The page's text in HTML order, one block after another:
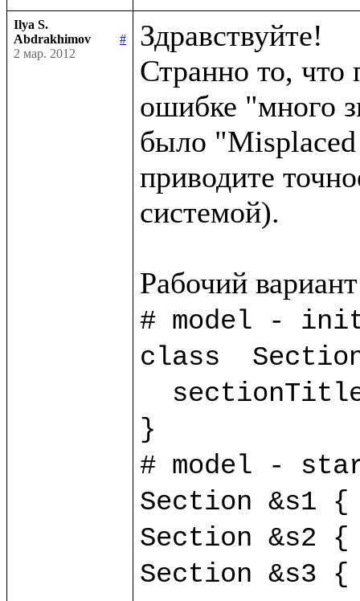
Ilya S.
Abdrakhimov
#
2 мар. 2012
Здравствуйте!
Странно то, что
ошибке "много
было
приводите
системой).
# model -
class
}
# model -
Section
Section
Section